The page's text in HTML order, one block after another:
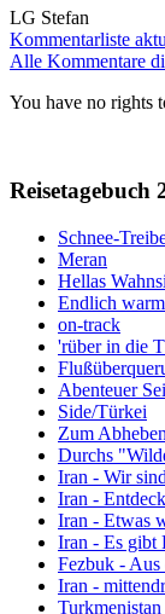
LG Stefan
Kommentarliste
Alle Kommentare
You have no rights
Reisetagebuch
Schnee-
Meran
Hellas
Endlich
on-track
'rüber in die
Abenteuer
Side/Türkei
Zum
Durchs
Iran - Wir
Iran -
Iran - Etwas
Iran - Es gibt
Fezbuk - Aus
Iran -